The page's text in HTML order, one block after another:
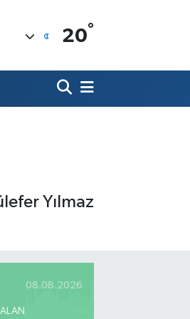
20°
Yılmaz
08.08.2026